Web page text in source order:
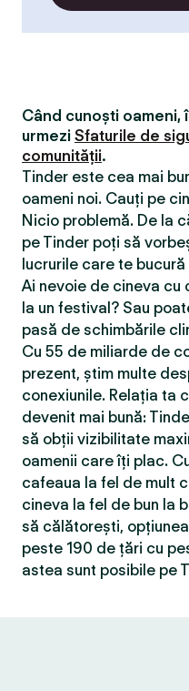
Când cunoști oameni,
urmezi Sfaturile de
comunității.
Tinder este cea mai
oameni noi. Cauți pe
Nicio problemă. De la
pe Tinder poți să
lucrurile care te
Ai nevoie de cineva cu
la un festival? Sau
pasă de schimbările
Cu 55 de miliarde de
prezent, știm multe
conexiunile. Relația ta
devenit mai bună:
să obții vizibilitate
oamenii care îți plac.
cafeaua la fel de mult
cineva la fel de bun la
să călătorești,
peste 190 de țări cu
astea sunt posibile pe